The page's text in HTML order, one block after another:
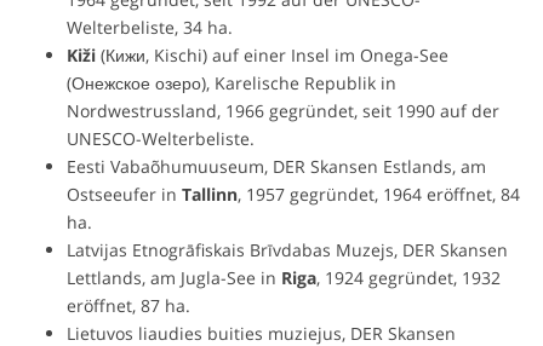
Welterbeliste, 34 ha.
Kiži(Кижи, Kischi) auf einer Insel im Onega-See
(Онежское озеро), Karelische Republik in
Nordwestrussland, 1966 gegründet, seit 1990 auf der
UNESCO-Welterbeliste.
Eesti Vabaõhumuuseum, DER Skansen Estlands, am
Ostseeufer in Tallinn, 1957 gegründet, 1964 eröffnet, 84
ha.
Latvijas Etnogrāfiskais Brīvdabas Muzejs, DER Skansen
Lettlands, am Jugla-See in Riga, 1924 gegründet, 1932
eröffnet, 87 ha.
Lietuvos liaudies buities muziejus, DER Skansen